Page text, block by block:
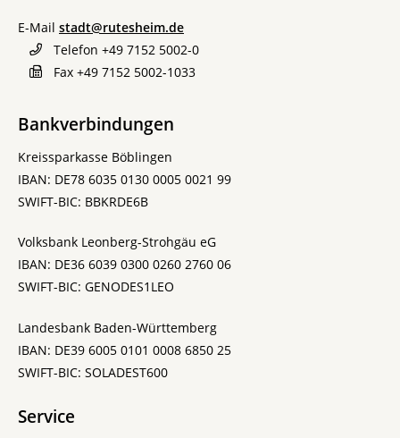
E-Mail stadt@rutesheim.de
Telefon +49 7152 5002-0
Fax +49 7152 5002-1033
Bankverbindungen
Kreissparkasse Böblingen
IBAN: DE78 6035 0130 0005 0021 99
SWIFT-BIC: BBKRDE6B
Volksbank Leonberg-Strohgäu eG
IBAN: DE36 6039 0300 0260 2760 06
SWIFT-BIC: GENODES1LEO
Landesbank Baden-Württemberg
IBAN: DE39 6005 0101 0008 6850 25
SWIFT-BIC: SOLADEST600
Service